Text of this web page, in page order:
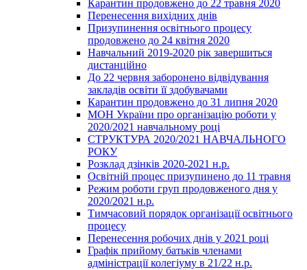
Карантин продовжено до 22 травня 2020
Перенесення вихідних днів
Призупинення освітнього процесу
продовжено до 24 квітня 2020
Навчальний 2019-2020 рік завершиться
дистанційно
До 22 червня заборонено відвідування
закладів освіти її здобувачами
Карантин продовжено до 31 липня 2020
МОН України про організацію роботи у
2020/2021 навчальному році
СТРУКТУРА 2020/2021 НАВЧАЛЬНОГО
РОКУ
Розклад дзінків 2020-2021 н.р.
Освітній процес призупинено до 11 травня
Режим роботи груп продовженого дня у
2020/2021 н.р.
Тимчасовий порядок організації освітнього
процесу
Перенесення робочих днів у 2021 році
Графік прийому батьків членами
адміністрації колегіуму в 21/22 н.р.